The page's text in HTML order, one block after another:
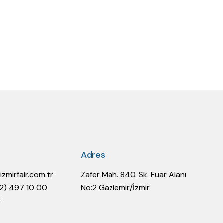
497 10 00
Adres
Zafer Mah. 840. Sk. Fuar Alanı
No:2 Gaziemir/İzmir